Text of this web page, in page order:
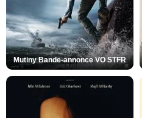
Mutiny Bande-annonce VO STFR